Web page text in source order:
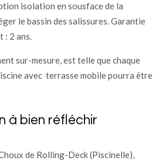
isolation en sousface de la
le bassin des salissures. Garantie
: 2 ans.
sur-mesure, est telle que chaque
avec terrasse mobile pourra être
à bien réfléchir
de Rolling-Deck (Piscinelle),